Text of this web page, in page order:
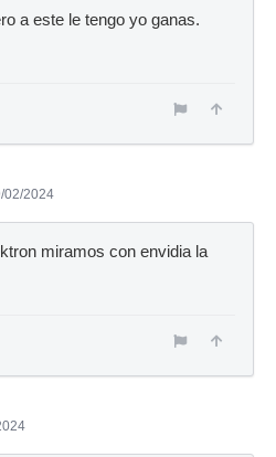
a este le tengo yo ganas.
02/2024
miramos con envidia la